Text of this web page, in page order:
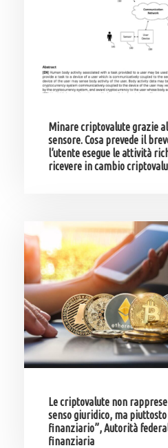
Minare criptovalute grazie
sensore. Cosa prevede il
l’utente esegue le attività
ricevere in cambio
Le criptovalute non
senso giuridico, ma
finanziario”, Autorità
finanziaria